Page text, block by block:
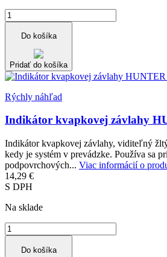
Do košíka
Pridať do košíka
Rýchly náhľad
Indikátor kvapkovej závlahy
Indikátor kvapkovej závlahy, viditeľný
kedy je systém v prevádzke. Používa sa
podpovrchových... Viac informácií o
14,29 €
S DPH
Na sklade
Do košíka